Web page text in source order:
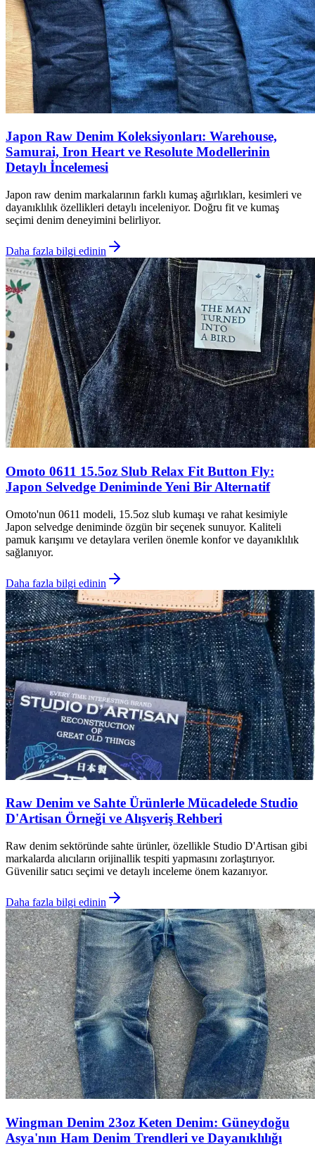
Japon Raw Denim Koleksiyonları: Warehouse,
Samurai, Iron Heart ve Resolute Modellerinin
Detaylı İncelemesi
Japon raw denim markalarının farklı kumaş ağırlıkları, kesimleri ve
dayanıklılık özellikleri detaylı inceleniyor. Doğru fit ve kumaş
seçimi denim deneyimini belirliyor.
Daha fazla bilgi edinin
Omoto 0611 15.5oz Slub Relax Fit Button Fly:
Japon Selvedge Deniminde Yeni Bir Alternatif
Omoto'nun 0611 modeli, 15.5oz slub kumaşı ve rahat kesimiyle
Japon selvedge deniminde özgün bir seçenek sunuyor. Kaliteli
pamuk karışımı ve detaylara verilen önemle konfor ve dayanıklılık
sağlanıyor.
Daha fazla bilgi edinin
Raw Denim ve Sahte Ürünlerle Mücadelede Studio
D'Artisan Örneği ve Alışveriş Rehberi
Raw denim sektöründe sahte ürünler, özellikle Studio D'Artisan gibi
markalarda alıcıların orijinallik tespiti yapmasını zorlaştırıyor.
Güvenilir satıcı seçimi ve detaylı inceleme önem kazanıyor.
Daha fazla bilgi edinin
Wingman Denim 23oz Keten Denim: Güneydoğu
Asya'nın Ham Denim Trendleri ve Dayanıklılığı